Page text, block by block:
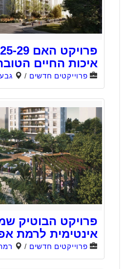
איכות החיים
פרוייקטים חדשים /
פרויקט הבוטיק
אינטימית לרמת
פרוייקטים חדשים /